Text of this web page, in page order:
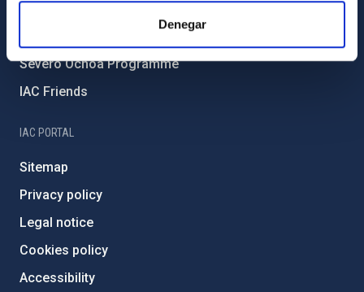
Denegar
IAC Projects
Severo Ochoa Programme
IAC Friends
IAC PORTAL
Sitemap
Privacy policy
Legal notice
Cookies policy
Accessibility